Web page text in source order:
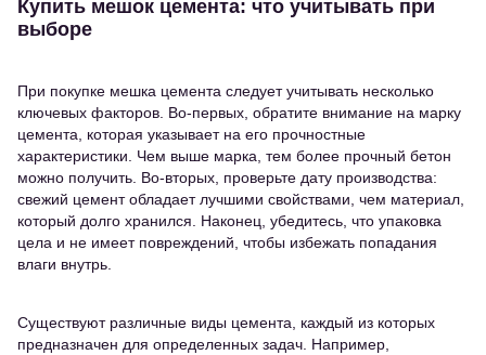
Купить мешок цемента: что учитывать при
выборе
При покупке мешка цемента следует учитывать несколько
ключевых факторов. Во-первых, обратите внимание на марку
цемента, которая указывает на его прочностные
характеристики. Чем выше марка, тем более прочный бетон
можно получить. Во-вторых, проверьте дату производства:
свежий цемент обладает лучшими свойствами, чем материал,
который долго хранился. Наконец, убедитесь, что упаковка
цела и не имеет повреждений, чтобы избежать попадания
влаги внутрь.
Существуют различные виды цемента, каждый из которых
предназначен для определенных задач. Например,